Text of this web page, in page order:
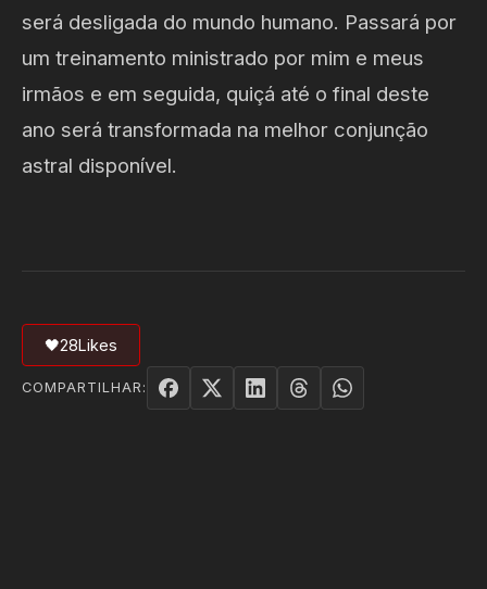
será desligada do mundo humano. Passará por
um treinamento ministrado por mim e meus
irmãos e em seguida, quiçá até o final deste
ano será transformada na melhor conjunção
astral disponível.
🖤28Likes
COMPARTILHAR: